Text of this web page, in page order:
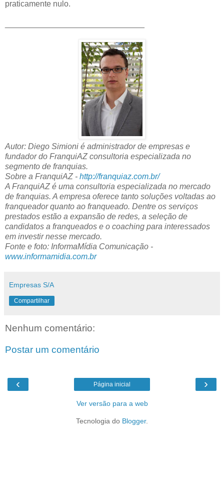
praticamente nulo.
Autor: Diego Simioni é administrador de empresas e
fundador do FranquiAZ consultoria especializada no
segmento de franquias.
Sobre a FranquiAZ - http://franquiaz.com.br/
A FranquiAZ é uma consultoria especializada no mercado
de franquias. A empresa oferece tanto soluções voltadas ao
franqueador quanto ao franqueado. Dentre os serviços
prestados estão a expansão de redes, a seleção de
candidatos a franqueados e o coaching para interessados
em investir nesse mercado.
Fonte e foto: InformaMídia Comunicação -
www.informamidia.com.br
Empresas S/A
Compartilhar
Nenhum comentário:
Postar um comentário
‹ ›
Página inicial
Ver versão para a web
Tecnologia do Blogger.